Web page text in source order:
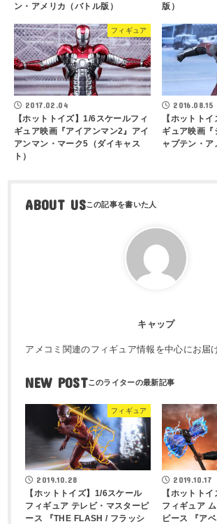
ン・アメリカ（バトル版）
版）
フィギュア
2017.02.04
【ホットトイズ】1/6スケールフィ
ギュア映画『アイアンマン2』アイ
アンマン・マーク5（ダイキャス
ト）
2016.08.15
【ホットト
ギュア映画『
ャプテン・
ABOUT US
キャップ
アメコミ関連のフィギュア情報を中心にお届
NEW POST
フィギュア
2019.10.28
【ホットトイズ】1/6スケール
フィギュア テレビ・マスターピ
ース 『THE FLASH / フラッシ
2019.10.17
【ホットト
フィギュア
ピース 『ア